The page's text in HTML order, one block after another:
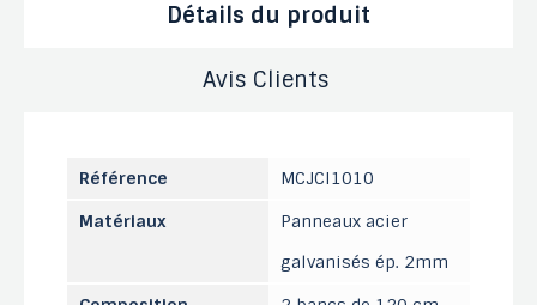
Détails du produit
Avis Clients
Référence
MCJCI1010
Matériaux
Panneaux acier
galvanisés ép. 2mm